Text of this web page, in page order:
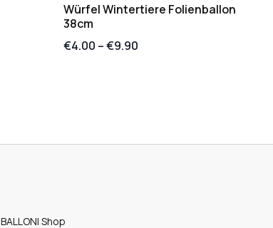
Würfel Wintertiere Folienballon
38cm
€4.00 –€9.90
BALLONI Shop